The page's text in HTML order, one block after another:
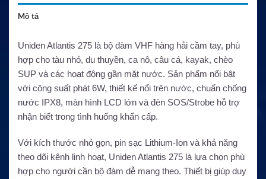
Mô tả
Uniden Atlantis 275 là bộ đàm VHF hàng hải cầm tay, phù
hợp cho tàu nhỏ, du thuyền, ca nô, câu cá, kayak, chèo
SUP và các hoạt động gần mặt nước. Sản phẩm nổi bật
với công suất phát 6W, thiết kế nổi trên nước, chuẩn chống
nước IPX8, màn hình LCD lớn và đèn SOS/Strobe hỗ trợ
nhận biết trong tình huống khẩn cấp.
Với kích thước nhỏ gọn, pin sạc Lithium-Ion và khả năng
theo dõi kênh linh hoạt, Uniden Atlantis 275 là lựa chọn phù
hợp cho người cần bộ đàm dễ mang theo. Thiết bị giúp duy